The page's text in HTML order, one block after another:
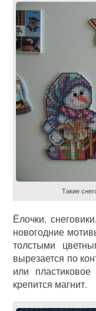
Такие
Ёлочки,
новогодние
толстыми
вырезается по
или
крепится магнит.